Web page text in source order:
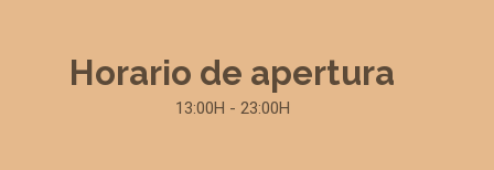
Horario de apertura
13:00H - 23:00H